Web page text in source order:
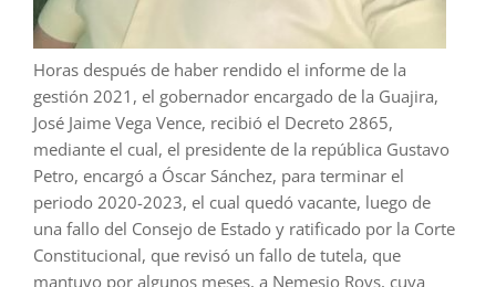
Horas después de haber rendido el informe de la
gestión 2021, el gobernador encargado de la Guajira,
José Jaime Vega Vence, recibió el Decreto 2865,
mediante el cual, el presidente de la república Gustavo
Petro, encargó a Óscar Sánchez, para terminar el
periodo 2020-2023, el cual quedó vacante, luego de
una fallo del Consejo de Estado y ratificado por la Corte
Constitucional, que revisó un fallo de tutela, que
mantuvo por algunos meses, a Nemesio Roys, cuya